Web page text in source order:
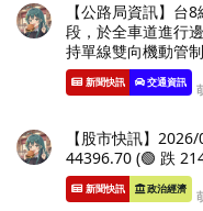
【公路局資訊】台
段，於全車道進行
持單線雙向機動管制
新聞快訊 交通資訊
【股市快訊】
44396.70 (🟢 跌
新聞快訊 政治經濟